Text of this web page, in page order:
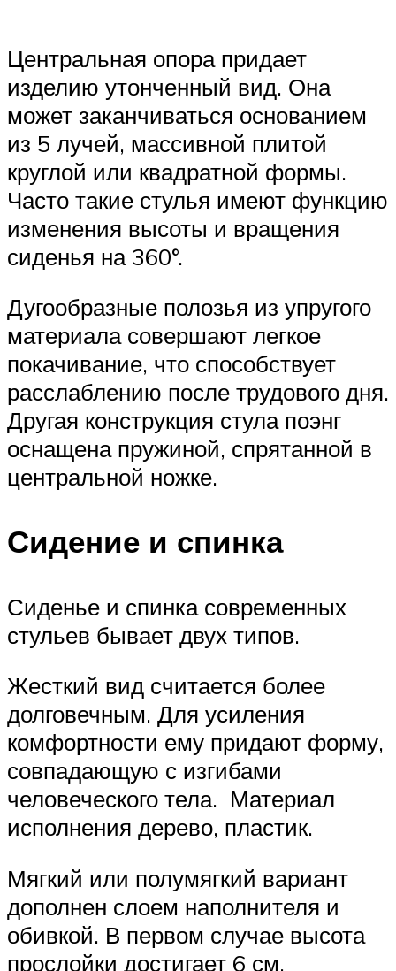
Центральная опора придает
изделию утонченный вид. Она
может заканчиваться основанием
из 5 лучей, массивной плитой
круглой или квадратной формы.
Часто такие стулья имеют функцию
изменения высоты и вращения
сиденья на 360°.
Дугообразные полозья из упругого
материала совершают легкое
покачивание, что способствует
расслаблению после трудового дня.
Другая конструкция стула поэнг
оснащена пружиной, спрятанной в
центральной ножке.
Сидение и спинка
Сиденье и спинка современных
стульев бывает двух типов.
Жесткий вид считается более
долговечным. Для усиления
комфортности ему придают форму,
совпадающую с изгибами
человеческого тела. Материал
исполнения дерево, пластик.
Мягкий или полумягкий вариант
дополнен слоем наполнителя и
обивкой. В первом случае высота
прослойки достигает 6 см,